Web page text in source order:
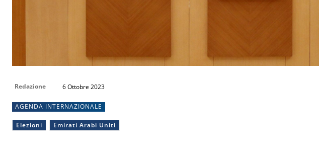
Redazione 6 Ottobre 2023
AGENDA INTERNAZIONALE
Elezioni Emirati Arabi Uniti